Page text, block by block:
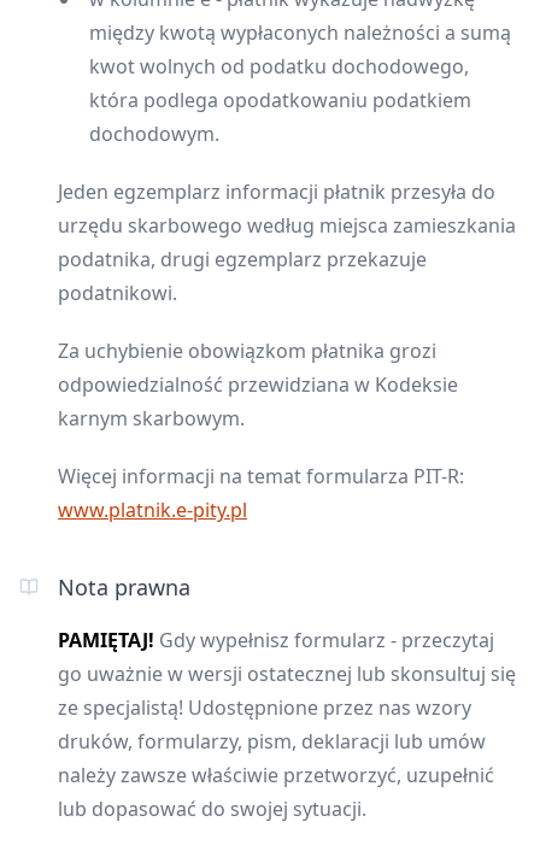
między kwotą wypłaconych należności a sumą
kwot wolnych od podatku dochodowego,
która podlega opodatkowaniu podatkiem
dochodowym.
Jeden egzemplarz informacji płatnik przesyła do
urzędu skarbowego według miejsca zamieszkania
podatnika, drugi egzemplarz przekazuje
podatnikowi.
Za uchybienie obowiązkom płatnika grozi
odpowiedzialność przewidziana w Kodeksie
karnym skarbowym.
Więcej informacji na temat formularza PIT-R:
www.platnik.e-pity.pl
Nota prawna
PAMIĘTAJ! Gdy wypełnisz formularz - przeczytaj
go uważnie w wersji ostatecznej lub skonsultuj się
ze specjalistą! Udostępnione przez nas wzory
druków, formularzy, pism, deklaracji lub umów
należy zawsze właściwie przetworzyć, uzupełnić
lub dopasować do swojej sytuacji.